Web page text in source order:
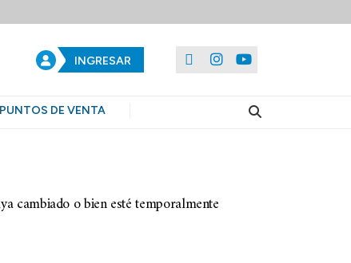
INGRESAR
PUNTOS DE VENTA
cambiado o bien esté temporalmente